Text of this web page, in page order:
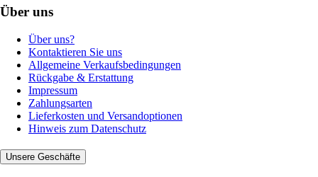
Über uns
Über uns?
Kontaktieren Sie uns
Allgemeine Verkaufsbedingungen
Rückgabe & Erstattung
Impressum
Zahlungsarten
Lieferkosten und Versandoptionen
Hinweis zum Datenschutz
Unsere Geschäfte